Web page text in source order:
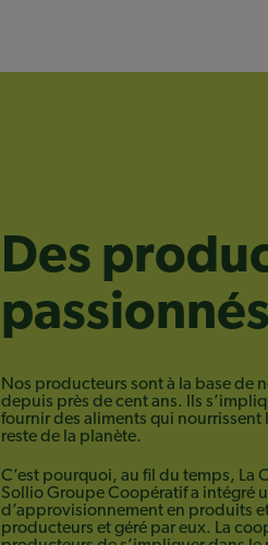
Des
Nos producteurs sont à la base de
depuis près de cent ans. Ils
fournir des aliments qui nourrissent
reste de la planète.
C’est pourquoi, au fil du temps, La
Sollio Groupe Coopératif a intégré
d’approvisionnement en produits
producteurs et géré par eux. La